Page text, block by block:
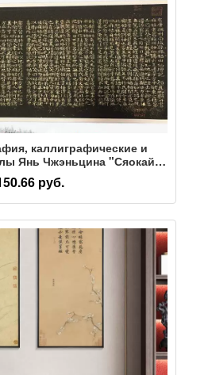
каллиграфические и
Янь Чжэньцина "Сяокай
выполненные в стиле
аутентичными копиями,
микропылесосом
руб.